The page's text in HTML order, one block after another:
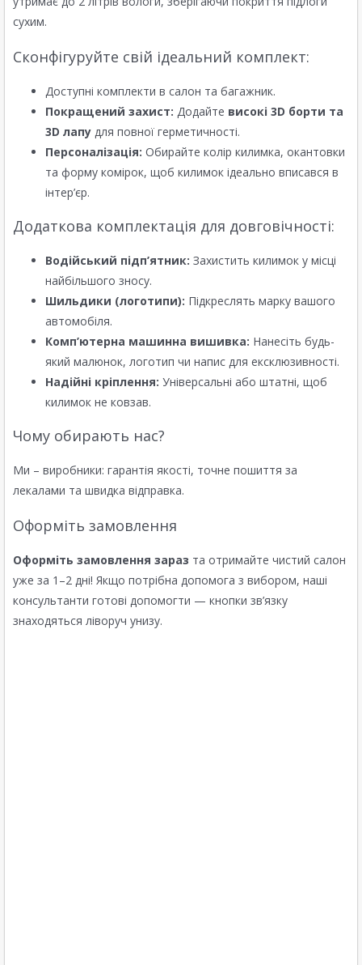
сухим.
Сконфігуруйте свій ідеальний комплект:
Доступні комплекти в салон та багажник.
Покращений захист: Додайте високі 3D борти та
3D лапу для повної герметичності.
Персоналізація: Обирайте колір килимка, окантовки
та форму комірок, щоб килимок ідеально вписався в
інтер’єр.
Додаткова комплектація для довговічності:
Водійський підп’ятник: Захистить килимок у місці
найбільшого зносу.
Шильдики (логотипи): Підкреслять марку вашого
автомобіля.
Комп’ютерна машинна вишивка: Нанесіть будь-
який малюнок, логотип чи напис для ексклюзивності.
Надійні кріплення: Універсальні або штатні, щоб
килимок не ковзав.
Чому обирають нас?
Ми – виробники: гарантія якості, точне пошиття за
лекалами та швидка відправка.
Оформіть замовлення
Оформіть замовлення зараз та отримайте чистий салон
уже за 1–2 дні! Якщо потрібна допомога з вибором, наші
консультанти готові допомогти — кнопки зв’язку
знаходяться ліворуч унизу.